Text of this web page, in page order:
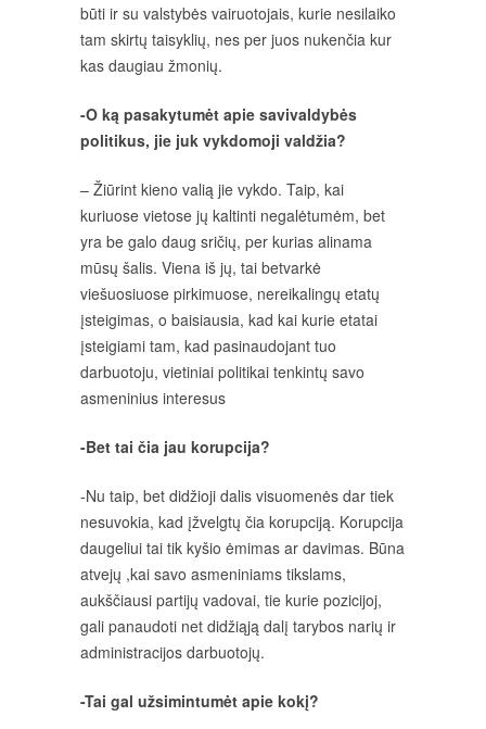
būti ir su valstybės vairuotojais, kurie nesilaiko
tam skirtų taisyklių, nes per juos nukenčia kur
kas daugiau žmonių.
-O ką pasakytumėt apie savivaldybės
politikus, jie juk vykdomoji valdžia?
– Žiūrint kieno valią jie vykdo. Taip, kai
kuriuose vietose jų kaltinti negalėtumėm, bet
yra be galo daug sričių, per kurias alinama
mūsų šalis. Viena iš jų, tai betvarkė
viešuosiuose pirkimuose, nereikalingų etatų
įsteigimas, o baisiausia, kad kai kurie etatai
įsteigiami tam, kad pasinaudojant tuo
darbuotoju, vietiniai politikai tenkintų savo
asmeninius interesus
-Bet tai čia jau korupcija?
-Nu taip, bet didžioji dalis visuomenės dar tiek
nesuvokia, kad įžvelgtų čia korupciją. Korupcija
daugeliui tai tik kyšio ėmimas ar davimas. Būna
atvejų ,kai savo asmeniniams tikslams,
aukščiausi partijų vadovai, tie kurie pozicijoj,
gali panaudoti net didžiąją dalį tarybos narių ir
administracijos darbuotojų.
-Tai gal užsimintumėt apie kokį?